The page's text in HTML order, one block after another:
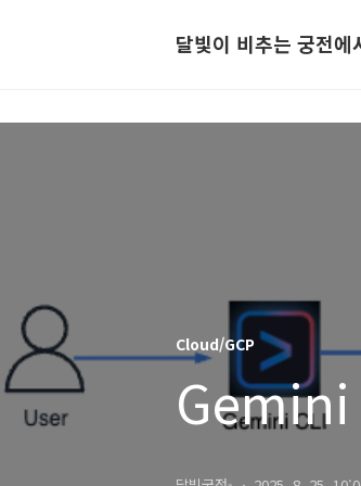
달빛이 비추는 궁전에
Cloud/GCP
Gemini